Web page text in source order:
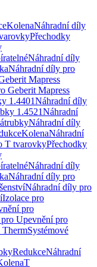
KolenaNáhradní díly
Přechodky
Náhradní díly
Náhradní díly pro
Mapress
Geberit Mapress
1.4401Náhradní díly
1.4521Náhradní
Náhradní díly
KolenaNáhradní
T tvarovkyPřechodky
Náhradní díly
Náhradní díly pro
Náhradní díly pro
Izolace pro
pro
Upevnění pro
ThermSystémové
RedukceNáhradní
T